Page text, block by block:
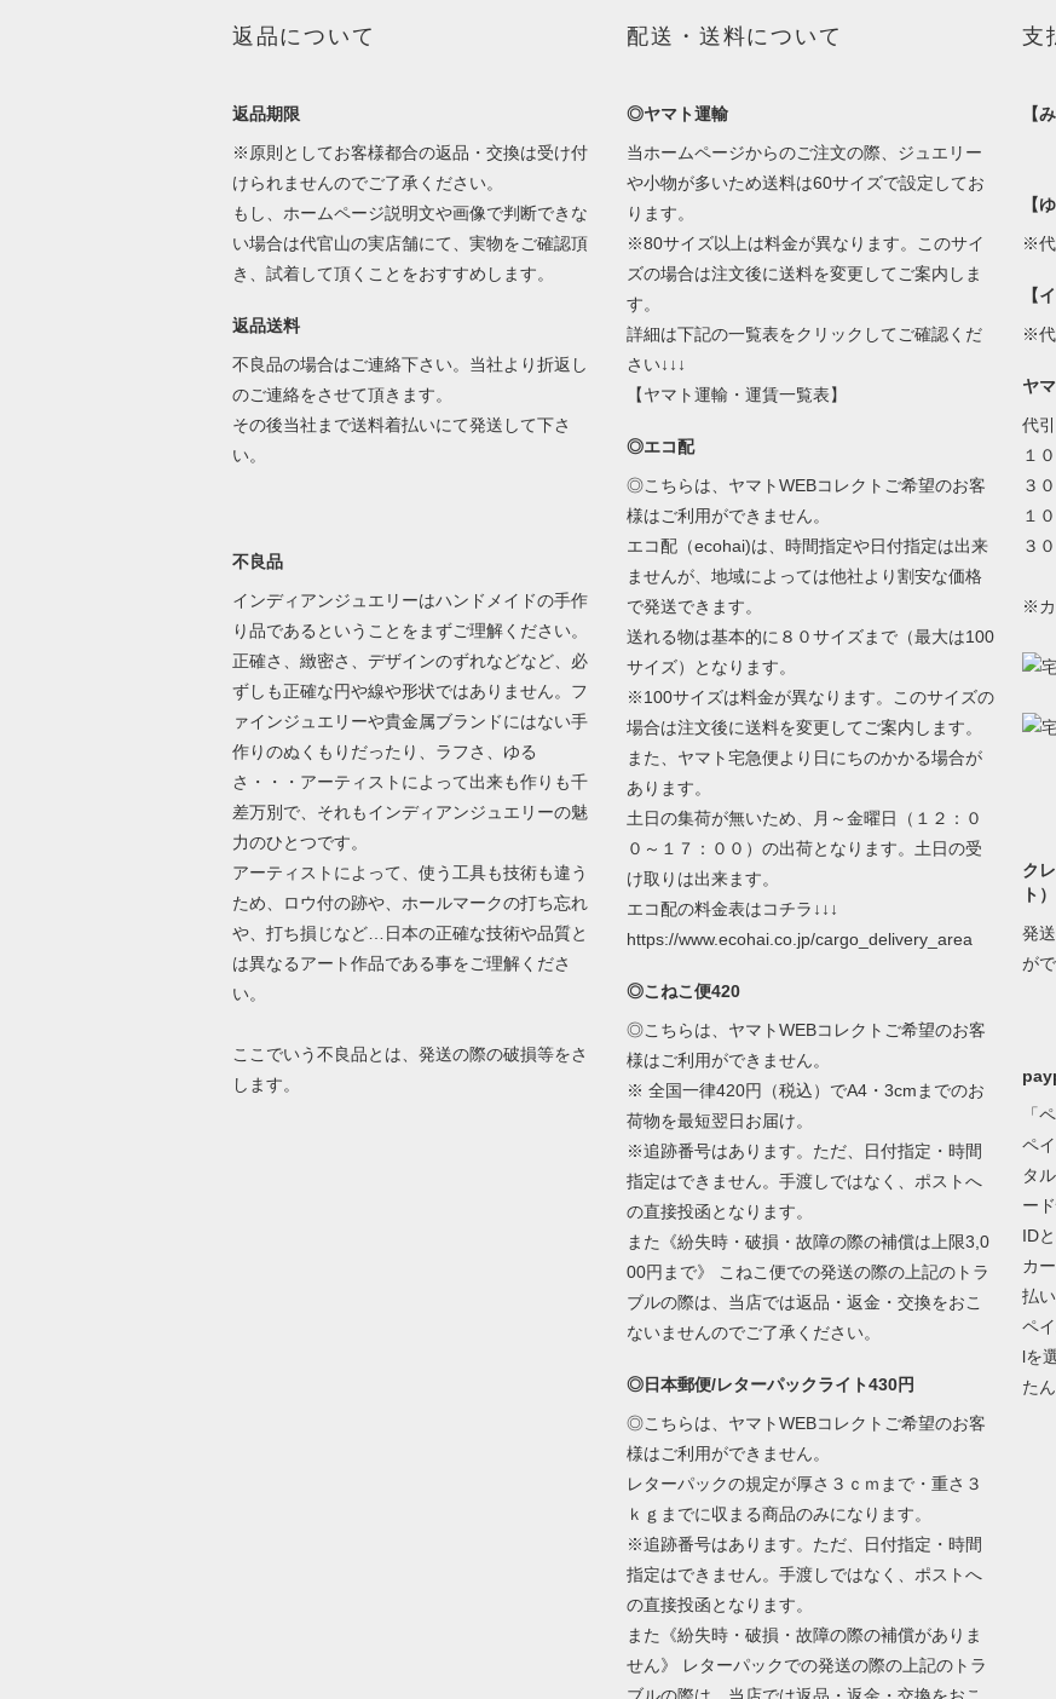
返品について
返品期限
※原則としてお客様都合の返品・交換は受け付
けられませんのでご了承ください。
もし、ホームページ説明文や画像で判断できな
い場合は代官山の実店舗にて、実物をご確認頂
き、試着して頂くことをおすすめします。
返品送料
不良品の場合はご連絡下さい。当社より折返し
のご連絡をさせて頂きます。
その後当社まで送料着払いにて発送して下さ
い。
不良品
インディアンジュエリーはハンドメイドの手作
り品であるということをまずご理解ください。
正確さ、緻密さ、デザインのずれなどなど、必
ずしも正確な円や線や形状ではありません。フ
ァインジュエリーや貴金属ブランドにはない手
作りのぬくもりだったり、ラフさ、ゆる
さ・・・アーティストによって出来も作りも千
差万別で、それもインディアンジュエリーの魅
力のひとつです。
アーティストによって、使う工具も技術も違う
ため、ロウ付の跡や、ホールマークの打ち忘れ
や、打ち損じなど…日本の正確な技術や品質と
は異なるアート作品である事をご理解くださ
い。
ここでいう不良品とは、発送の際の破損等をさ
します。
配送・送料について
◎ヤマト運輸
当ホームページからのご注文の際、ジュエリー
や小物が多いため送料は60サイズで設定してお
ります。
※80サイズ以上は料金が異なります。このサイ
ズの場合は注文後に送料を変更してご案内しま
す。
詳細は下記の一覧表をクリックしてご確認くだ
さい↓↓↓
【ヤマト運輸・運賃一覧表】
◎エコ配
◎こちらは、ヤマトWEBコレクトご希望のお客
様はご利用ができません。
エコ配（ecohai)は、時間指定や日付指定は出来
ませんが、地域によっては他社より割安な価格
で発送できます。
送れる物は基本的に８０サイズまで（最大は100
サイズ）となります。
※100サイズは料金が異なります。このサイズの
場合は注文後に送料を変更してご案内します。
また、ヤマト宅急便より日にちのかかる場合が
あります。
土日の集荷が無いため、月～金曜日（１２：０
０～１７：００）の出荷となります。土日の受
け取りは出来ます。
エコ配の料金表はコチラ↓↓↓
https://www.ecohai.co.jp/cargo_delivery_area
◎こねこ便420
◎こちらは、ヤマトWEBコレクトご希望のお客
様はご利用ができません。
※ 全国一律420円（税込）でA4・3cmまでのお
荷物を最短翌日お届け。
※追跡番号はあります。ただ、日付指定・時間
指定はできません。手渡しではなく、ポストへ
の直接投函となります。
また《紛失時・破損・故障の際の補償は上限3,0
00円まで》 こねこ便での発送の際の上記のトラ
ブルの際は、当店では返品・返金・交換をおこ
ないませんのでご了承ください。
◎日本郵便/レターパックライト430円
◎こちらは、ヤマトWEBコレクトご希望のお客
様はご利用ができません。
レターパックの規定が厚さ３ｃｍまで・重さ３
ｋｇまでに収まる商品のみになります。
※追跡番号はあります。ただ、日付指定・時間
指定はできません。手渡しではなく、ポストへ
の直接投函となります。
また《紛失時・破損・故障の際の補償がありま
せん》 レターパックでの発送の際の上記のトラ
支
【
【
※代
【
※代
ヤ
代
１
３
１
３
※カ
ク
ト）
発
が
「
ペ
タ
ー
ID
カ
払
ペ
lを
た